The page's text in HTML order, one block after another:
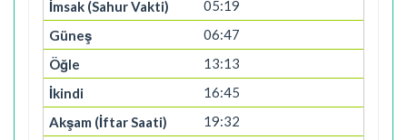
05:19
06:47
13:13
16:45
19:32